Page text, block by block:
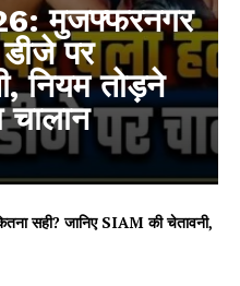
मुजफ्फरनगर
पर
नियम तोड़ने
सही? जानिए SIAM की चेतावनी,